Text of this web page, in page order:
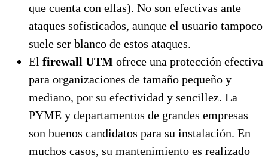
que cuenta con ellas). No son efectivas ante
ataques sofisticados, aunque el usuario tampoco
suele ser blanco de estos ataques.
El firewall UTM ofrece una protección efectiva
para organizaciones de tamaño pequeño y
mediano, por su efectividad y sencillez. La
PYME y departamentos de grandes empresas
son buenos candidatos para su instalación. En
muchos casos, su mantenimiento es realizado